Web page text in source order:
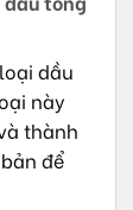
dầu
này
thành
để